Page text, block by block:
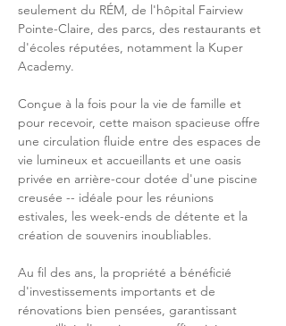
seulement du RÉM, de l'hôpital Fairview
Pointe-Claire, des parcs, des restaurants et
d'écoles réputées, notamment la Kuper
Academy.
Conçue à la fois pour la vie de famille et
pour recevoir, cette maison spacieuse offre
une circulation fluide entre des espaces de
vie lumineux et accueillants et une oasis
privée en arrière-cour dotée d'une piscine
creusée -- idéale pour les réunions
estivales, les week-ends de détente et la
création de souvenirs inoubliables.
Au fil des ans, la propriété a bénéficié
d'investissements importants et de
rénovations bien pensées, garantissant